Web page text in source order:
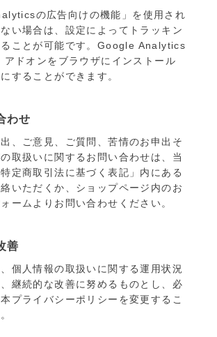
の広告向けの機能」を使用され
い場合は、設定によってトラッキン
ることが可能です。Google Analytics
アドオンをブラウザにインストール
することができます。
わせ
、ご意見、ご質問、苦情のお申出そ
取扱いに関するお問い合わせは、当
定商取引法に基づく表記」内にある
いただくか、ショップページ内のお
ームよりお問い合わせください。
善
個人情報の取扱いに関する運用状況
継続的な改善に努めるものとし、必
プライバシーポリシーを変更するこ